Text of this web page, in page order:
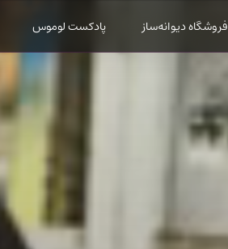
فروشگاه دیوانه‌ساز پادکست لوموس